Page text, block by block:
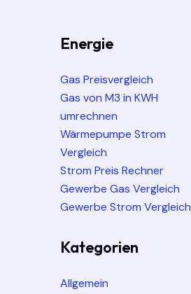
Energie
Gas Preisvergleich
Gas von M3 in KWH
umrechnen
Wärmepumpe Strom
Vergleich
Strom Preis Rechner
Gewerbe Gas Vergleich
Gewerbe Strom Vergleich
Kategorien
Allgemein